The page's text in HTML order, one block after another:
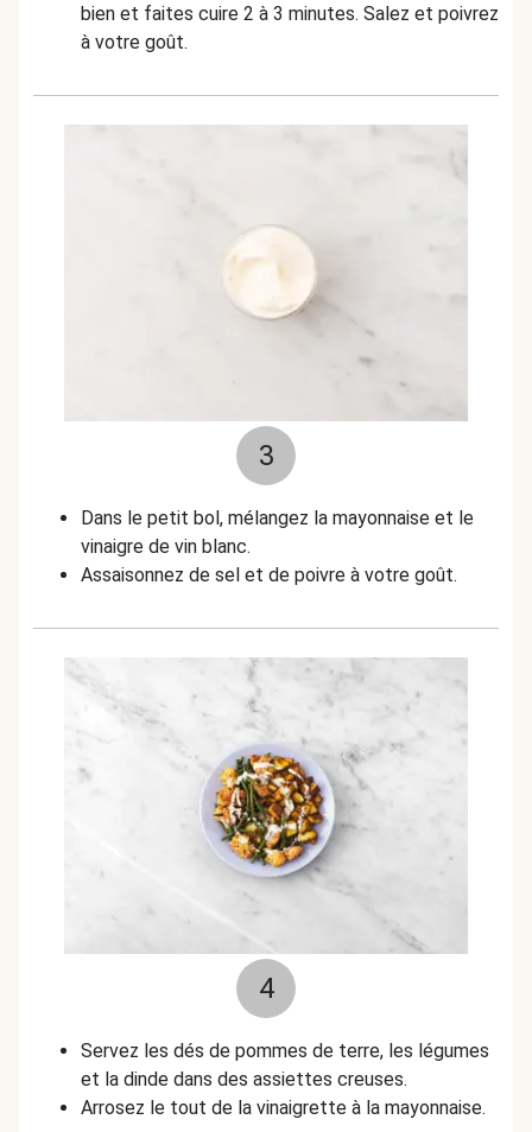
bien et faites cuire 2 à 3 minutes. Salez et poivrez
à votre goût.
3
Dans le petit bol, mélangez la mayonnaise et le
vinaigre de vin blanc.
Assaisonnez de sel et de poivre à votre goût.
4
Servez les dés de pommes de terre, les légumes
et la dinde dans des assiettes creuses.
Arrosez le tout de la vinaigrette à la mayonnaise.